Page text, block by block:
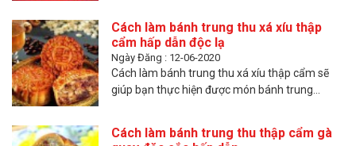
Cách làm bánh trung thu xá xíu thập
cẩm hấp dẫn độc lạ
Ngày Đăng : 12-06-2020
Cách làm bánh trung thu xá xíu thập cẩm sẽ
giúp bạn thực hiện được món bánh trung...
Cách làm bánh trung thu thập cẩm gà